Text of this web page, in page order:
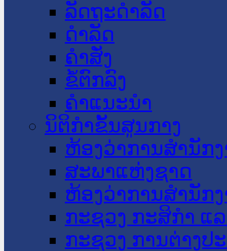
ລັດຖະດໍາລັດ
ດໍາລັດ
ຄໍາສັ່ງ
ຂໍ້ຕົກລົງ
ຄໍາແນະນໍາ
ນິຕິກໍາຂັ້ນສູນກາງ
ຫ້ອງວ່າການສໍານັກ
ສະພາແຫ່ງຊາດ
ຫ້ອງວ່າການສຳນັກ
ກະຊວງ ກະສິກຳ ແ
ກະຊວງ ການຕ່າງປ